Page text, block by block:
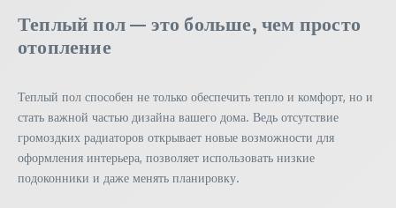
Теплый пол — это больше, чем просто
отопление
Теплый пол способен не только обеспечить тепло и комфорт, но и
стать важной частью дизайна вашего дома. Ведь отсутствие
громоздких радиаторов открывает новые возможности для
оформления интерьера, позволяет использовать низкие
подоконники и даже менять планировку.